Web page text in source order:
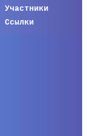
Участники
Ссылки